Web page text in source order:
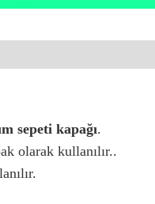
sepeti kapağı.
olarak kullanılır..